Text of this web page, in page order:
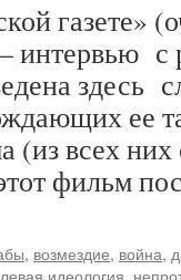
газете»
интервью с
здесь
ее
(из всех
фильм
, возмездие, война,
левая идеология,